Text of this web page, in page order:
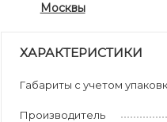
Москвы
ХАРАКТЕРИСТИКИ
Габариты с учетом
Производитель